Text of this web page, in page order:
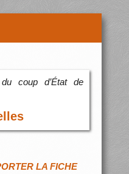
coup d’État de
LA FICHE